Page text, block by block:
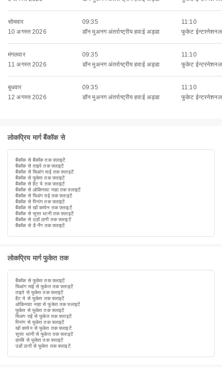
सोमवार
10 अगस्त 2026
09:35
डॉन मुअनग अंतर्राष्ट्रीय हवाई अड्डा
11:10
फुकेट ईन्टरनेशनल
मंगलवार
11 अगस्त 2026
09:35
डॉन मुअनग अंतर्राष्ट्रीय हवाई अड्डा
11:10
फुकेट ईन्टरनेशनल
बुधवार
12 अगस्त 2026
09:35
डॉन मुअनग अंतर्राष्ट्रीय हवाई अड्डा
11:10
फुकेट ईन्टरनेशनल
लोकप्रिय मार्ग बैंकॉक से
बैंकॉक से बैंकॉक तक फ़्लाइटें
बैंकॉक से ताइपे तक फ़्लाइटें
बैंकॉक से चिआंग माई तक फ़्लाइटें
बैंकॉक से फुकेत तक फ़्लाइटें
बैंकॉक से हैट ये तक फ़्लाइटें
बैंकॉक से ओकिनावा नाहा तक फ़्लाइटें
बैंकॉक से चिअंग राई तक फ़्लाइटें
बैंकॉक से पिनांग तक फ़्लाइटें
बैंकॉक से खों कायेन तक फ़्लाइटें
बैंकॉक से सूरत थानी तक फ़्लाइटें
बैंकॉक से उडों ठानी तक फ़्लाइटें
बैंकॉक से डै नैंग तक फ़्लाइटें
लोकप्रिय मार्ग फुकेत तक
बैंकॉक से फुकेत तक फ़्लाइटें
चिआंग माई से फुकेत तक फ़्लाइटें
ताइपे से फुकेत तक फ़्लाइटें
हैट ये से फुकेत तक फ़्लाइटें
ओकिनावा नाहा से फुकेत तक फ़्लाइटें
फुकेत से फुकेत तक फ़्लाइटें
चिअंग राई से फुकेत तक फ़्लाइटें
पिनांग से फुकेत तक फ़्लाइटें
खों कायेन से फुकेत तक फ़्लाइटें
सूरत थानी से फुकेत तक फ़्लाइटें
क्रबि से फुकेत तक फ़्लाइटें
उडों ठानी से फुकेत तक फ़्लाइटें